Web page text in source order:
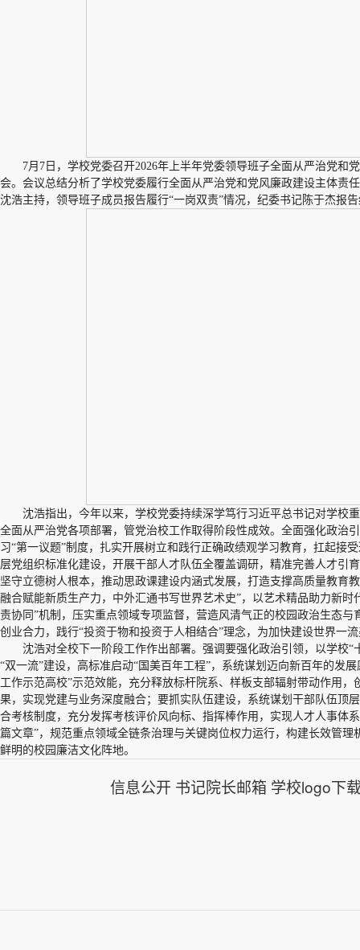
7月7日，学校党委召开2026年上半年党委领导班子全面从严治党和
会。会议总结分析了学校党委履行全面从严治党和党风廉政建设主体责
沈浩主持，领导班子成员报告履行“一岗双责”情况，纪委书记陈于杰报
沈浩指出，今年以来，学校党委持续深学笃行习近平总书记对学校
全面从严治党各项部署，管党治校工作取得阶段性成效。全面强化政治
习“第一议题”制度，扎实开展树立和践行正确政绩观学习教育，扛起接
层党组织标准化建设，开展干部人才队伍全覆盖调研，精准完善人才引
坚守立德树人根本，推动思政课建设内涵式发展，打造支撑高质量教育
融合赋能新质生产力，中外汇通书写世界艺术史”，以艺术精品助力新
责协同”机制，压实重点领域专项监督，营造风清气正的校园政治生态
创业合力，践行“投资于物和投资于人相结合”理念，为加快建设世界一
沈浩对全校下一阶段工作作出部署。强调要强化政治引领，以学校
“双一流”建设，高标准启动“国美百年工程”，系统谋划迈向新百年的发
工作示范高校”示范效能，充分释放标杆院系、样板支部辐射带动作用
果，实现党建与业务深度融合；要抓实队伍建设，系统谋划干部队伍顶
合考核制度，充分发挥考核评价风向标、指挥棒作用，实现人才人事体
篇文章”，规范重点领域全链条治理与关键岗位权力运行，构建长效管
鲜明的校园廉洁文化阵地。
信息公开 书记院长邮箱 学校logo下